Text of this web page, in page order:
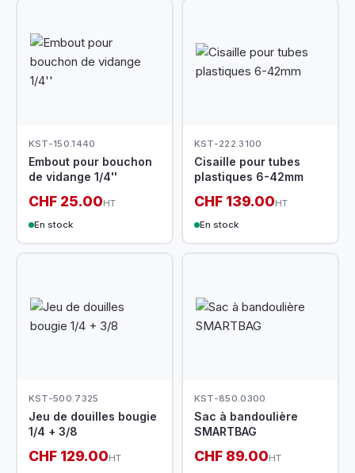
KST-150.1440
Embout pour bouchon
de vidange 1/4''
CHF 25.00HT
En stock
KST-222.3100
Cisaille pour tubes
plastiques 6-42mm
CHF 139.00HT
En stock
KST-500.7325
Jeu de douilles bougie
1/4 + 3/8
CHF 129.00HT
KST-850.0300
Sac à bandoulière
SMARTBAG
CHF 89.00HT